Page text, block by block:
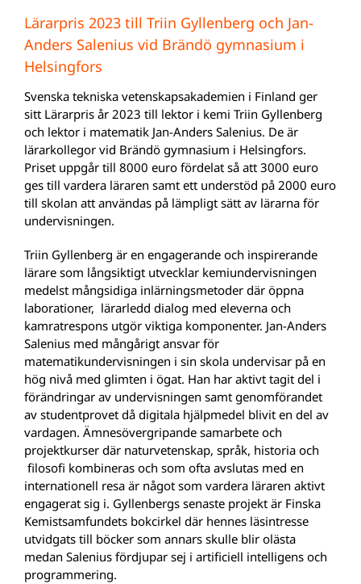
Lärarpris 2023 till Triin Gyllenberg och Jan-
Anders Salenius vid Brändö gymnasium i
Helsingfors
Svenska tekniska vetenskapsakademien i Finland ger
sitt Lärarpris år 2023 till lektor i kemi Triin Gyllenberg
och lektor i matematik Jan-Anders Salenius. De är
lärarkollegor vid Brändö gymnasium i Helsingfors.
Priset uppgår till 8000 euro fördelat så att 3000 euro
ges till vardera läraren samt ett understöd på 2000 euro
till skolan att användas på lämpligt sätt av lärarna för
undervisningen.
Triin Gyllenberg är en engagerande och inspirerande
lärare som långsiktigt utvecklar kemiundervisningen
medelst mångsidiga inlärningsmetoder där öppna
laborationer, lärarledd dialog med eleverna och
kamratrespons utgör viktiga komponenter. Jan-Anders
Salenius med mångårigt ansvar för
matematikundervisningen i sin skola undervisar på en
hög nivå med glimten i ögat. Han har aktivt tagit del i
förändringar av undervisningen samt genomförandet
av studentprovet då digitala hjälpmedel blivit en del av
vardagen. Ämnesövergripande samarbete och
projektkurser där naturvetenskap, språk, historia och
filosofi kombineras och som ofta avslutas med en
internationell resa är något som vardera läraren aktivt
engagerat sig i. Gyllenbergs senaste projekt är Finska
Kemistsamfundets bokcirkel där hennes läsintresse
utvidgats till böcker som annars skulle blir olästa
medan Salenius fördjupar sej i artificiell intelligens och
programmering.